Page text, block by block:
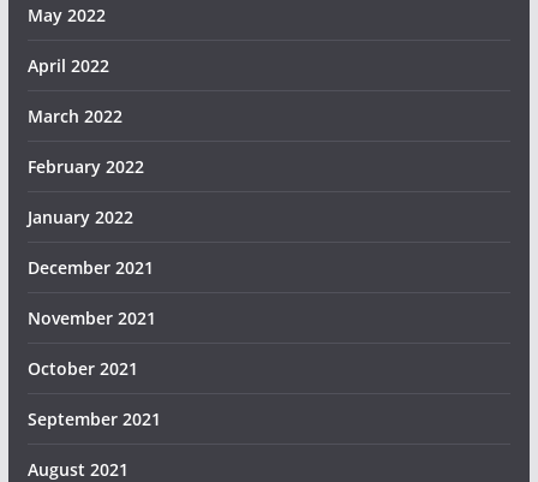
May 2022
April 2022
March 2022
February 2022
January 2022
December 2021
November 2021
October 2021
September 2021
August 2021